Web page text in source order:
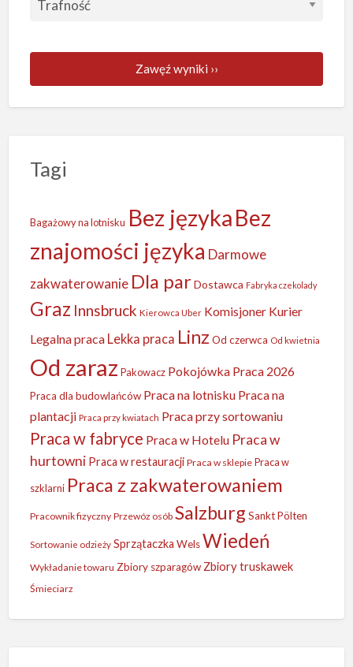
Zawęź wyniki ››
Tagi
Bagażowy na lotnisku Bez językaBez
znajomości języka Darmowe
zakwaterowanie Dla parDostawca Fabryka czekolady
Graz Innsbruck Kierowca Uber Komisjoner Kurier
Legalna praca Lekka praca Linz Od czerwca Od kwietnia
Od zaraz Pakowacz Pokojówka Praca 2026
Praca dla budowlańców Praca na lotnisku Praca na
plantacji Praca przy kwiatach Praca przy sortowaniu
Praca w fabryce Praca w Hotelu Praca w
hurtowni Praca w restauracji Praca w sklepie Praca w
szklarni Praca z zakwaterowaniem
Pracownik fizyczny Przewóz osób Salzburg Sankt Pölten
Sortowanie odzieży Sprzątaczka Wels Wiedeń
Wykładanie towaru Zbiory szparagów Zbiory truskawek
Śmieciarz